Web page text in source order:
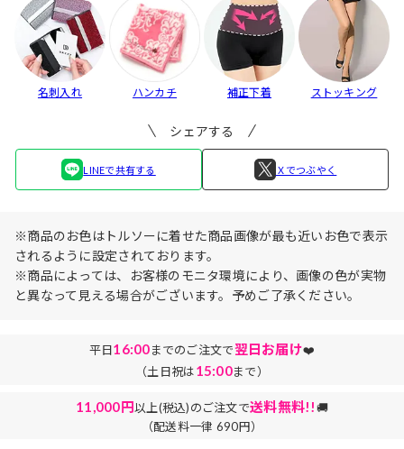
名刺入れ ハンカチ 補正下着 ストッキング
シェアする
LINEで共有する Ｘでつぶやく
※商品のお色はトルソーに着せた商品画像が最も近いお色で表示
されるように設定されております。
※商品によっては、お客様のモニタ環境により、画像の色が実物
と異なって見える場合がございます。予めご了承ください。
平日16:00までのご注文で翌日お届け❤️
（土日祝は15:00まで）
11,000円以上(税込)のご注文で送料無料!!🚚
（配送料一律 690円）